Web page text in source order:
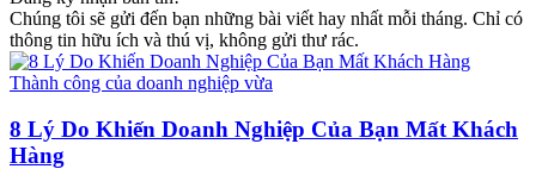
Chúng tôi sẽ gửi đến bạn những bài viết hay nhất mỗi tháng. Chỉ có
thông tin hữu ích và thú vị, không gửi thư rác.
Thành công của doanh nghiệp vừa
8 Lý Do Khiến Doanh Nghiệp Của Bạn Mất Khách
Hàng